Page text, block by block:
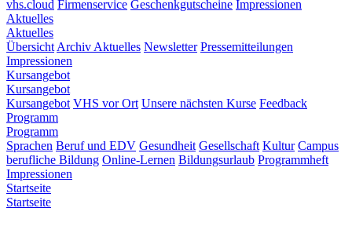
vhs.cloud Firmenservice Geschenkgutscheine Impressionen
Aktuelles
Aktuelles
Übersicht Archiv Aktuelles Newsletter Pressemitteilungen
Impressionen
Kursangebot
Kursangebot
Kursangebot VHS vor Ort Unsere nächsten Kurse Feedback
Programm
Programm
Sprachen Beruf und EDV Gesundheit Gesellschaft Kultur Campus
berufliche Bildung Online-Lernen Bildungsurlaub Programmheft
Impressionen
Startseite
Startseite